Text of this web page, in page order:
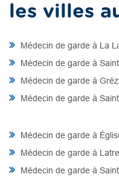
les villes
Médecin de garde à La
Médecin de garde à
Médecin de garde à
Médecin de garde à
Médecin de garde à
Médecin de garde à
Médecin de garde à